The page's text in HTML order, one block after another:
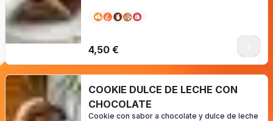
4,50 €
COOKIE DULCE DE LECHE CON
CHOCOLATE
Cookie con sabor a chocolate y dulce de leche